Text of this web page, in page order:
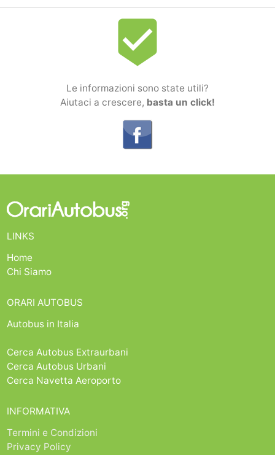
beenhere
Le informazioni sono state utili?
Aiutaci a crescere, basta un click!
LINKS
Home
Chi Siamo
ORARI AUTOBUS
Autobus in Italia
Cerca Autobus Extraurbani
Cerca Autobus Urbani
Cerca Navetta Aeroporto
INFORMATIVA
Termini e Condizioni
Privacy Policy